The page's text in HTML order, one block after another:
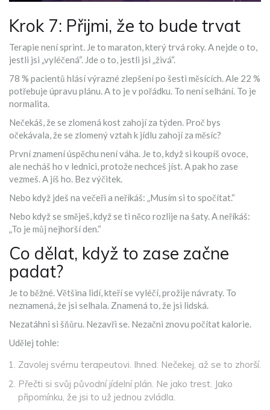
Krok 7: Přijmi, že to bude trvat
Terapie není sprint. Je to maraton, který trvá roky. A nejde o to,
jestli jsi „vyléčená“. Jde o to, jestli jsi „živá“.
78 % pacientů hlásí výrazné zlepšení po šesti měsících. Ale 22 %
potřebuje úpravu plánu. A to je v pořádku. To není selhání. To je
normalita.
Nečekáš, že se zlomená kost zahojí za týden. Proč bys
očekávala, že se zlomený vztah k jídlu zahojí za měsíc?
První znamení úspěchu není váha. Je to, když si koupíš ovoce,
ale necháš ho v lednici, protože nechceš jíst. A pak ho zase
vezmeš. A jíš ho. Bez výčitek.
Nebo když jdeš na večeři a neříkáš: „Musím si to spočítat.“
Nebo když se směješ, když se ti něco rozlije na šaty. A neříkáš:
„To je můj nejhorší den.“
Co dělat, když to zase začne
padat?
Je to běžné. Většina lidí, kteří se vyléčí, prožije návraty. To
neznamená, že jsi selhala. Znamená to, že jsi lidská.
Nezatáhni si šňůru. Nezavři se. Nezačni znovu počítat kalorie.
Udělej tohle:
Zavolej svému terapeutovi. Ihned. Nečekej, až se to zhorší.
Přečti si svůj původní jídelní plán. Ne jako trest. Jako
připomínku, že jsi to už jednou zvládla.